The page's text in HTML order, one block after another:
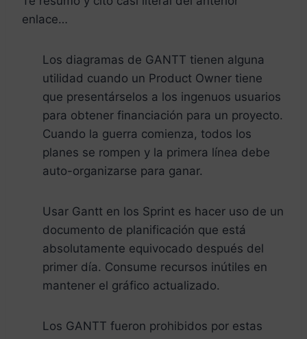
enlace…
Los diagramas de GANTT tienen alguna
utilidad cuando un Product Owner tiene
que presentárselos a los ingenuos usuarios
para obtener financiación para un proyecto.
Cuando la guerra comienza, todos los
planes se rompen y la primera línea debe
auto-organizarse para ganar.
Usar Gantt en los Sprint es hacer uso de un
documento de planificación que está
absolutamente equivocado después del
primer día. Consume recursos inútiles en
mantener el gráfico actualizado.
Los GANTT fueron prohibidos por estas